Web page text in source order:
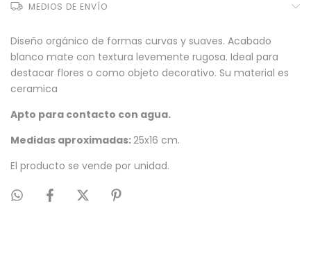
MEDIOS DE ENVÍO
Diseño orgánico de formas curvas y suaves. Acabado
blanco mate con textura levemente rugosa. Ideal para
destacar flores o como objeto decorativo. Su material es
ceramica
Apto para contacto con agua.
Medidas aproximadas:25x16 cm.
El producto se vende por unidad.